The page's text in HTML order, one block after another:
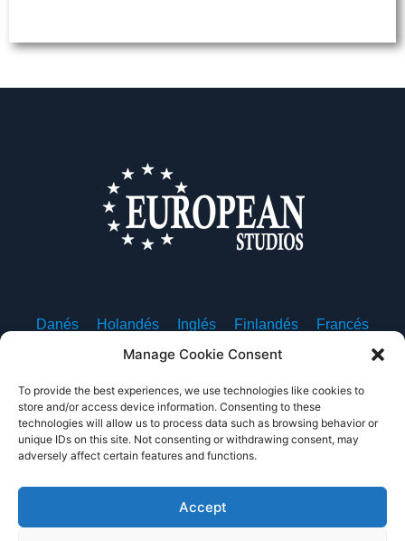
Manage Cookie Consent
To provide the best experiences, we use technologies like cookies to
store and/or access device information. Consenting to these
technologies will allow us to process data such as browsing behavior or
unique IDs on this site. Not consenting or withdrawing consent, may
adversely affect certain features and functions.
Accept
Danés Holandés Inglés Finlandés
Francés
Islandés Italiano Noruego
Sobre nosotros Contacte con nosotros
Política de privacidad Condiciones de uso